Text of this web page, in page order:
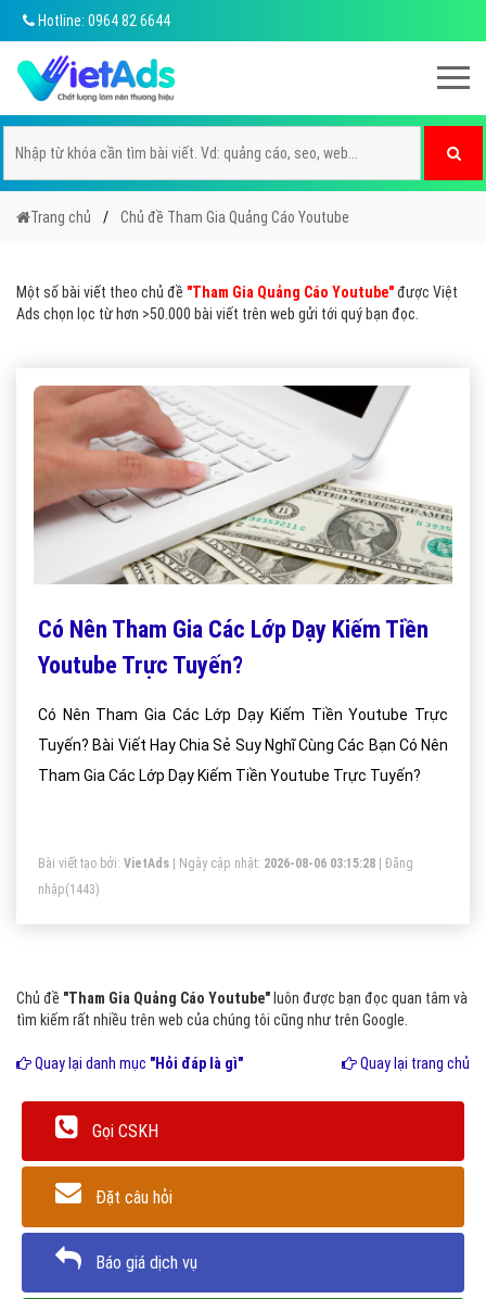
Hotline: 0964 82 6644
Trang chủ Chủ đề Tham Gia Quảng Cáo Youtube
Một số bài viết theo chủ đề "Tham Gia Quảng Cáo Youtube"được Việt
Ads chọn lọc từ hơn >50.000 bài viết trên web gửi tới quý bạn đọc.
Có Nên Tham Gia Các Lớp Dạy Kiếm Tiền
Youtube Trực Tuyến?
Có Nên Tham Gia Các Lớp Dạy Kiếm Tiền Youtube Trực
Tuyến? Bài Viết Hay Chia Sẻ Suy Nghĩ Cùng Các Bạn Có Nên
Tham Gia Các Lớp Dạy Kiếm Tiền Youtube Trực Tuyến?
Bài viết tạo bởi: VietAds | Ngày cập nhật: 2026-08-06 03:15:28
Đăng
nhập(1443)
Chủ đề "Tham Gia Quảng Cáo Youtube" luôn được bạn đọc quan tâm và
tìm kiếm rất nhiều trên web của chúng tôi cũng như trên Google.
Quay lại danh mục "Hỏi đáp là gì" Quay lại trang chủ
Gọi CSKH
Đặt câu hỏi
Báo giá dịch vụ